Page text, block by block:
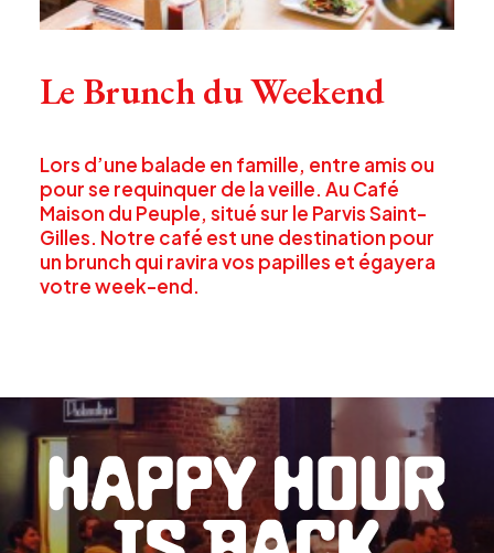
Le Brunch du Weekend
Lors d’une balade en famille, entre amis ou
pour se requinquer de la veille. Au Café
Maison du Peuple, situésur le ParvisSaint-
Gilles. Notre café est une destination pour
un brunch qui raviravos papilles et égayera
votreweek-end.